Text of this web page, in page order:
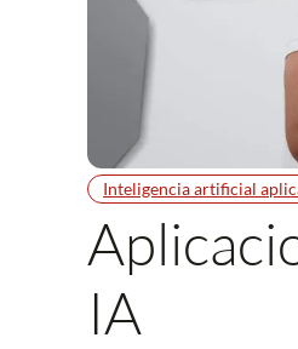
Inteligencia artificial
IA